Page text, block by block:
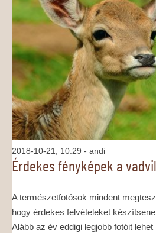
PR CIKKEK
MÉDIAAJÁNLAT
KAPCSOLAT
2018-10-21, 10:29 - andi
Érdekes fényképek a
A természetfotósok mindent
hogy érdekes felvételeket
Alább az év eddigi legjobb fotóit